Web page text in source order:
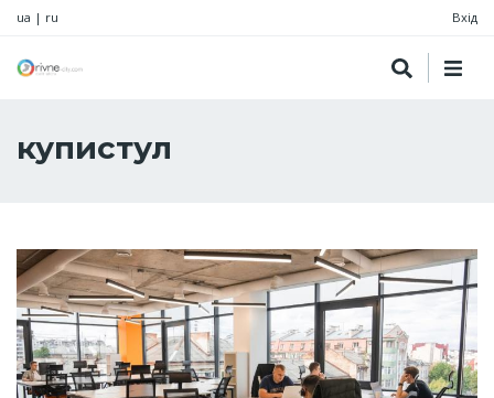
ua | ru Вхід
купистул